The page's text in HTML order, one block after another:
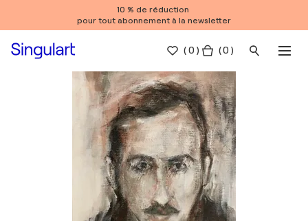
10 % de réduction
pour tout abonnement à la newsletter
(0 ) ( 0 )